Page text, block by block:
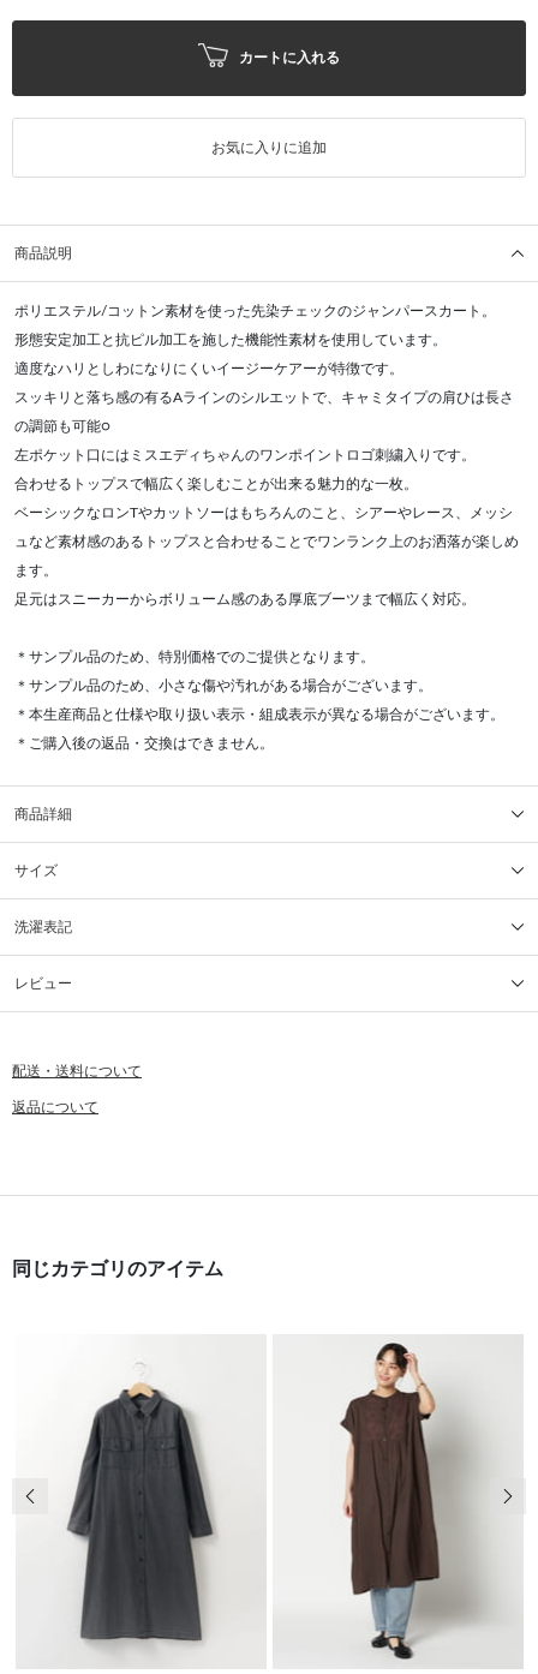
カートに入れる
お気に入りに追加
商品説明
ポリエステル/コットン素材を使った先染チェックのジャンパースカート。
形態安定加工と抗ピル加工を施した機能性素材を使用しています。
適度なハリとしわになりにくいイージーケアーが特徴です。
スッキリと落ち感の有るAラインのシルエットで、キャミタイプの肩ひは長さ
の調節も可能○
左ポケット口にはミスエディちゃんのワンポイントロゴ刺繍入りです。
合わせるトップスで幅広く楽しむことが出来る魅力的な一枚。
ベーシックなロンTやカットソーはもちろんのこと、シアーやレース、メッシ
ュなど素材感のあるトップスと合わせることでワンランク上のお洒落が楽しめ
ます。
足元はスニーカーからボリューム感のある厚底ブーツまで幅広く対応。
＊サンプル品のため、特別価格でのご提供となります。
＊サンプル品のため、小さな傷や汚れがある場合がございます。
＊本生産商品と仕様や取り扱い表示・組成表示が異なる場合がございます。
＊ご購入後の返品・交換はできません。
商品詳細
サイズ
洗濯表記
レビュー
配送・送料について
返品について
同じカテゴリのアイテム
前の画像